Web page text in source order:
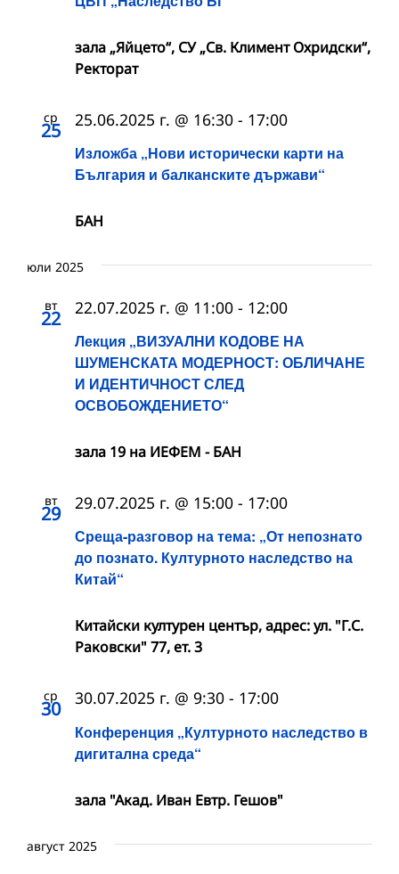
зала „Яйцето“, СУ „Св. Климент Охридски“,
Ректорат
ср
25
Изложба „Нови исторически карти на
България и балканските държави“
25.06.2025 г. @ 16:30 - 17:00
БАН
юли 2025
вт
22
Лекция „ВИЗУАЛНИ КОДОВЕ НА
ШУМЕНСКАТА МОДЕРНОСТ: ОБЛИЧАНЕ
И ИДЕНТИЧНОСТ СЛЕД
ОСВОБОЖДЕНИЕТО“
22.07.2025 г. @ 11:00 - 12:00
зала 19 на ИЕФЕМ - БАН
вт
29
Среща-разговор на тема: „От непознато
до познато. Културното наследство на
Китай“
29.07.2025 г. @ 15:00 - 17:00
Китайски културен център, адрес: ул. "Г.С.
Раковски" 77, ет. 3
ср
30
Конференция „Културното наследство в
дигитална среда“
30.07.2025 г. @ 9:30 - 17:00
зала "Акад. Иван Евтр. Гешов"
август 2025